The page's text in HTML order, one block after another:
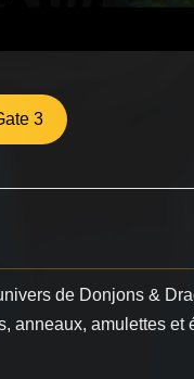
3
de Donjons &
anneaux, amulettes